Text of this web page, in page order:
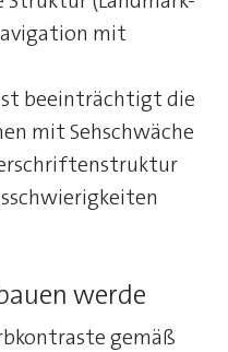
mit
beeinträchtigt die
mit Sehschwäche
werde
gemäß